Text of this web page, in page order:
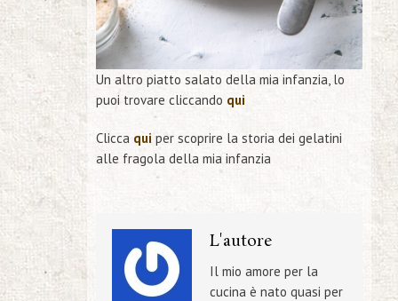
Un altro piatto salato della mia infanzia, lo
puoi trovare cliccando qui
Clicca qui per scoprire la storia dei gelatini
alle fragola della mia infanzia
L'autore
Il mio amore per la
cucina è nato quasi per